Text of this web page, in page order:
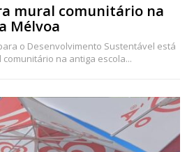
mural comunitário na
Mélvoa
o Desenvolvimento Sustentável está
na antiga escola...